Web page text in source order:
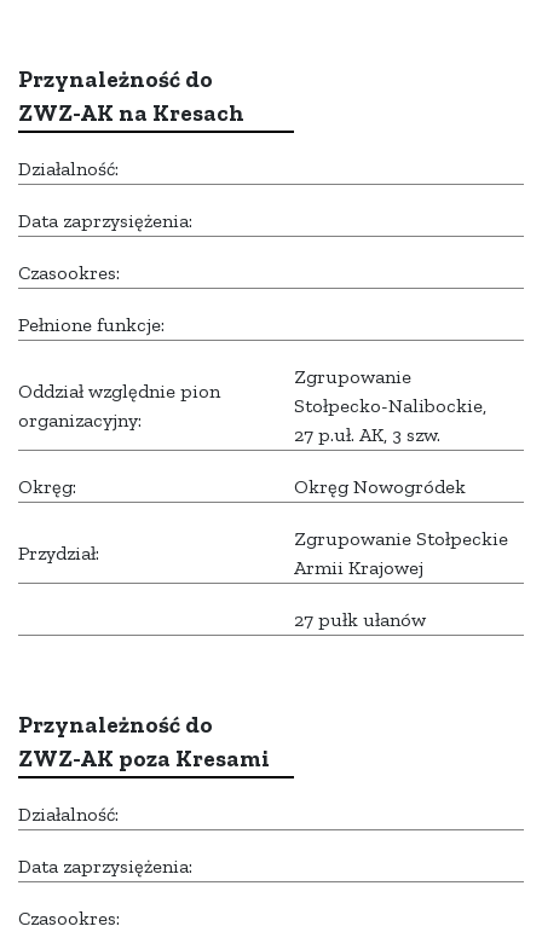
Przynależność do
ZWZ-AK na Kresach
Działalność:
Data zaprzysiężenia:
Czasookres:
Pełnione funkcje:
Oddział względnie pion
organizacyjny:
Zgrupowanie
Stołpecko-Nalibockie,
27 p.uł. AK, 3 szw.
Okręg: Okręg Nowogródek
Przydział:
Zgrupowanie Stołpeckie
Armii Krajowej
27 pułk ułanów
Przynależność do
ZWZ-AK poza Kresami
Działalność:
Data zaprzysiężenia:
Czasookres: